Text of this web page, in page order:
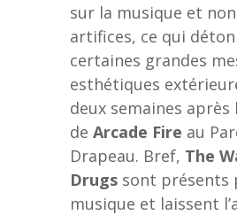
sur la musique et
artifices, ce qui
certaines grandes
esthétiques
deux semaines
de Arcade Fire au
Drapeau. Bref, The
Drugs sont présents
musique et laissent